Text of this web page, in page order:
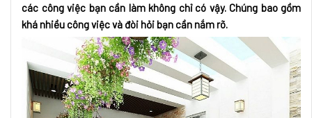
các công việc bạn cần làm không chỉ có vậy. Chúng bao gồm
khá nhiều công việc và đòi hỏi bạn cần nắm rõ.